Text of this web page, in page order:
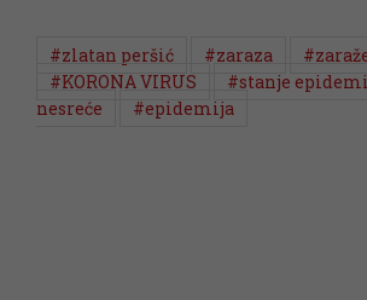
#zlatan peršić #zaraza
#KORONA VIRUS
#stanje
nesreće
#epidemija